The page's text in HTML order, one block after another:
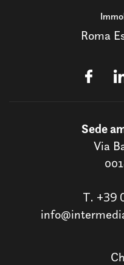
Roma
Sede
Via
T. +39